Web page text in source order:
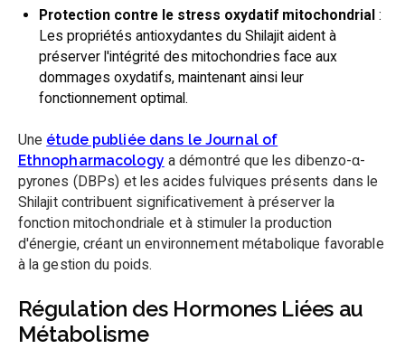
Protection contre le stress oxydatif mitochondrial :
Les propriétés antioxydantes du Shilajit aident à
préserver l'intégrité des mitochondries face aux
dommages oxydatifs, maintenant ainsi leur
fonctionnement optimal.
Une étude publiée dans le Journal of
Ethnopharmacology a démontré que les dibenzo-α-
pyrones (DBPs) et les acides fulviques présents dans le
Shilajit contribuent significativement à préserver la
fonction mitochondriale et à stimuler la production
d'énergie, créant un environnement métabolique favorable
à la gestion du poids.
Régulation des Hormones Liées au
Métabolisme